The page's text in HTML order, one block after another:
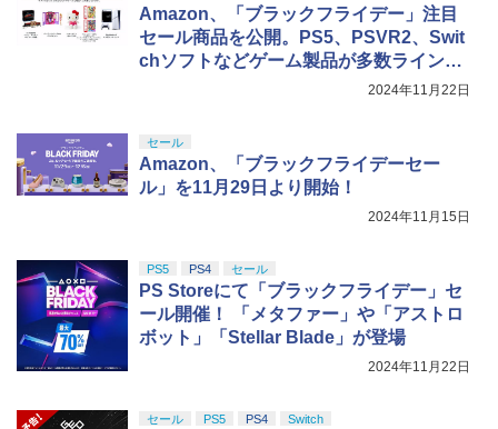
Amazon、「ブラックフライデー」注目
セール商品を公開。PS5、PSVR2、Swit
chソフトなどゲーム製品が多数ラインナ
2024年11月22日
セール
Amazon、「ブラックフライデーセー
ル」を11月29日より開始！
2024年11月15日
PS5 PS4 セール
PS Storeにて「ブラックフライデー」セ
ール開催！ 「メタファー」や「アストロ
ボット」「Stellar Blade」が登場
2024年11月22日
セール PS5 PS4 Switch